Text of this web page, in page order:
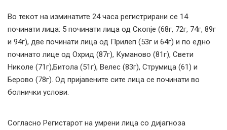
Во текот на изминатите 24 часа регистрирани се 14
починати лица: 5 починати лица од Скопје (68г, 72г, 74г, 89г
и 94г), две починати лица од Прилеп (53г и 64г) и по едно
починато лице од Охрид (87г), Куманово (81г), Свети
Николе (71г),Битола (51г), Велес (83г), Струмица (61) и
Берово (78г). Од пријавените сите лица се починати во
болнички услови.
Согласно Регистарот на умрени лица со дијагноза